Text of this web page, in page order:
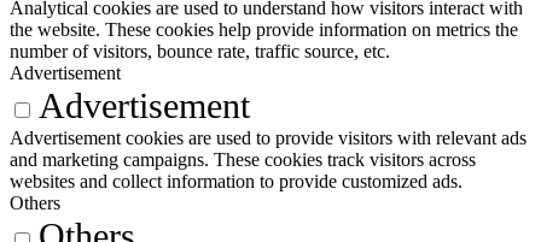
Analytical cookies are used to understand how visitors interact with
the website. These cookies help provide information on metrics the
number of visitors, bounce rate, traffic source, etc.
Advertisement
Advertisement
Advertisement cookies are used to provide visitors with relevant ads
and marketing campaigns. These cookies track visitors across
websites and collect information to provide customized ads.
Others